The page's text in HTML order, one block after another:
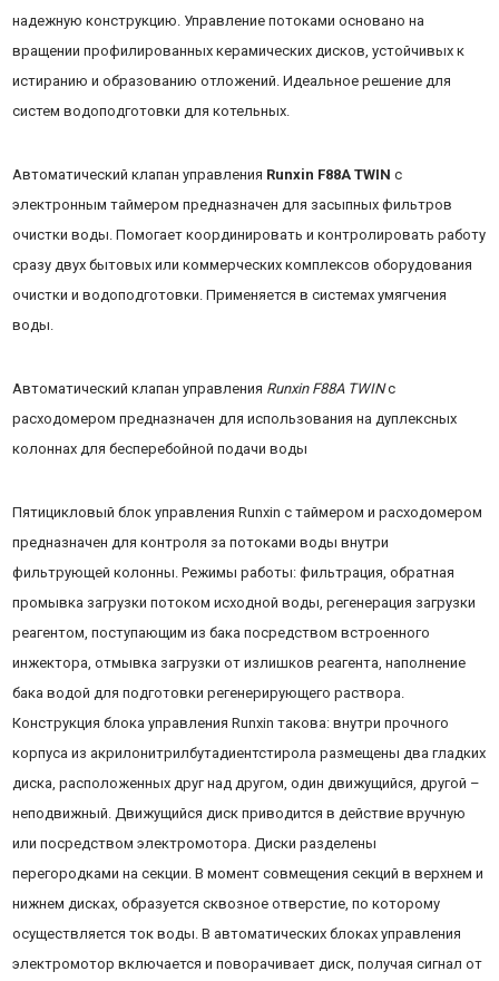
надежную конструкцию. Управление потоками основано на
вращении профилированных керамических дисков, устойчивых к
истиранию и образованию отложений. Идеальное решение для
систем водоподготовки для котельных.
Автоматический клапан управления Runxin F88A TWIN с
электронным таймером предназначен для засыпных фильтров
очистки воды. Помогает координировать и контролировать работу
сразу двух бытовых или коммерческих комплексов оборудования
очистки и водоподготовки. Применяется в системах умягчения
воды.
Автоматический клапан управления Runxin F88A TWINс
расходомером предназначен для использования на дуплексных
колоннах для бесперебойной подачи воды
Пятицикловый блок управления Runxin с таймером и расходомером
предназначен для контроля за потоками воды внутри
фильтрующей колонны. Режимы работы: фильтрация, обратная
промывка загрузки потоком исходной воды, регенерация загрузки
реагентом, поступающим из бака посредством встроенного
инжектора, отмывка загрузки от излишков реагента, наполнение
бака водой для подготовки регенерирующего раствора.
Конструкция блока управления Runxin такова: внутри прочного
корпуса из акрилонитрилбутадиентстирола размещены два гладких
диска, расположенных друг над другом, один движущийся, другой –
неподвижный. Движущийся диск приводится в действие вручную
или посредством электромотора. Диски разделены
перегородками на секции. В момент совмещения секций в верхнем и
нижнем дисках, образуется сквозное отверстие, по которому
осуществляется ток воды. В автоматических блоках управления
электромотор включается и поворачивает диск, получая сигнал от